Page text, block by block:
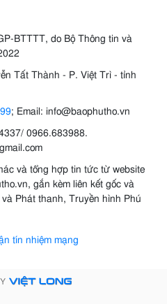
BTTTT, do Bộ Thông tin và
Tất Thành - P. Việt Trì - tỉnh
; Email: info@baophutho.vn
0966.683988.
và tổng hợp tin tức từ website
gắn kèm liên kết gốc và
Phát thanh, Truyền hình Phú